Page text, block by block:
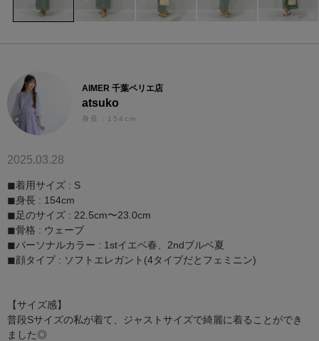
AIMER 千葉ペリエ店
atsuko
身長：154cm
2025.03.28
◼︎着用サイズ : S
◼︎身長 : 154cm
◼︎足のサイズ : 22.5cm〜23.0cm
◼︎骨格 : ウェーブ
◼︎パーソナルカラー : 1stイエベ春、2ndブルベ夏
◼︎顔タイプ : ソフトエレガント(4タイプだとフェミニン)
【サイズ感】
普段Sサイズの私が着て、ジャストサイズで綺麗に着ることができ
ました◎